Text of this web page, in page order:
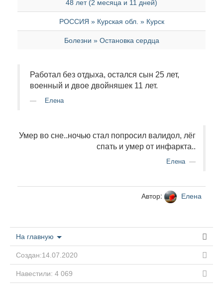
48 лет (2 месяца и 11 дней)
РОССИЯ » Курская обл. » Курск
Болезни » Остановка сердца
Работал без отдыха, остался сын 25 лет,
военный и двое двойняшек 11 лет.
Елена
Умер во сне..ночью стал попросил валидол, лёг
спать и умер от инфаркта..
Елена
Автор: Елена
На главную
Создан:14.07.2020
Навестили: 4 069